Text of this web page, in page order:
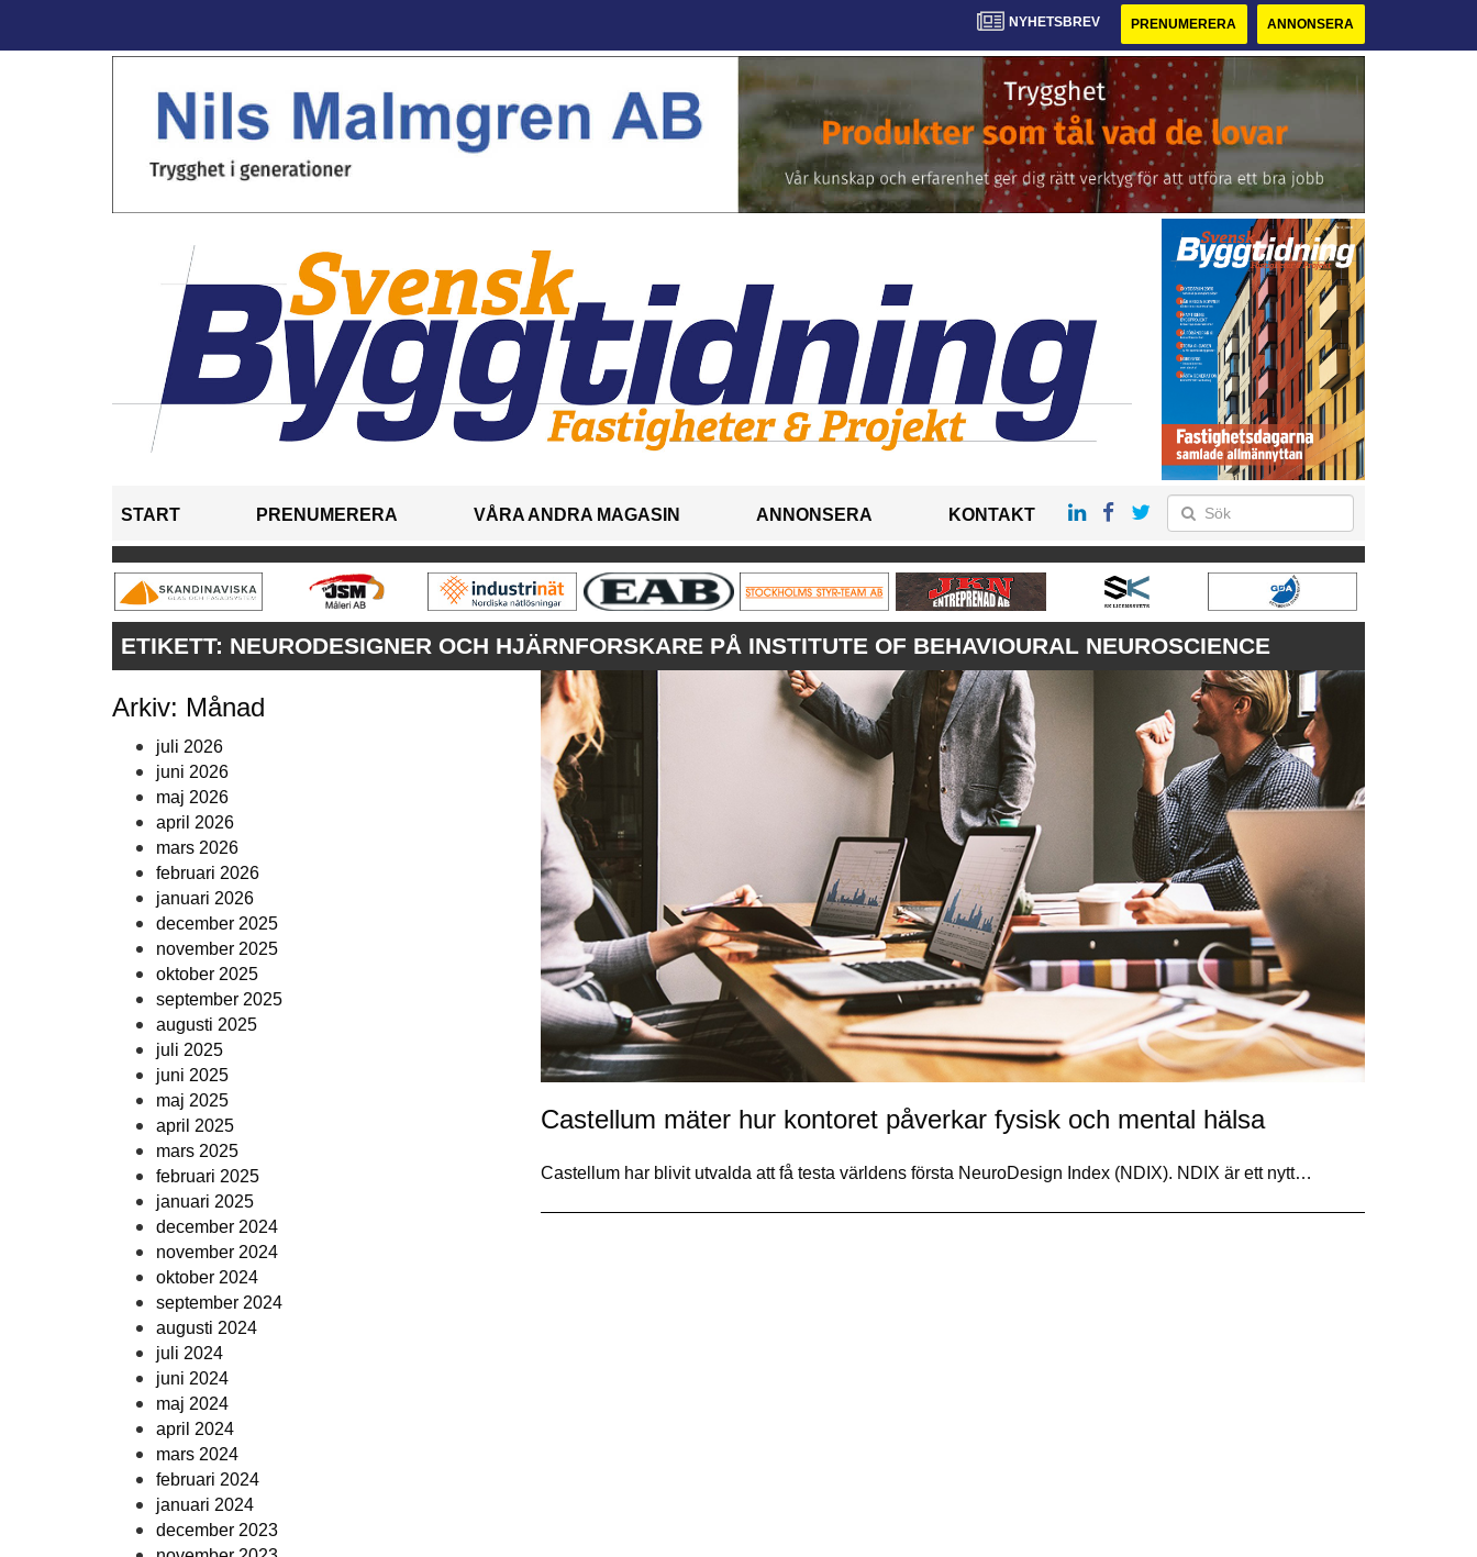
NYHETSBREV PRENUMERERA ANNONSERA
START PRENUMERERA VÅRA ANDRA MAGASIN ANNONSERA KONTAKT
ETIKETT: NEURODESIGNER OCH HJÄRNFORSKARE PÅ INSTITUTE OF BEHAVIOURAL NEUROSCIENCE
Arkiv: Månad
juli 2026
juni 2026
maj 2026
april 2026
mars 2026
februari 2026
januari 2026
december 2025
november 2025
oktober 2025
september 2025
augusti 2025
juli 2025
juni 2025
maj 2025
april 2025
mars 2025
februari 2025
januari 2025
december 2024
november 2024
oktober 2024
september 2024
augusti 2024
juli 2024
juni 2024
maj 2024
april 2024
mars 2024
februari 2024
januari 2024
december 2023
Castellum mäter hur kontoret påverkar fysisk och mental hälsa
Castellum har blivit utvalda att få testa världens första NeuroDesign Index (NDIX). NDIX är ett nytt…